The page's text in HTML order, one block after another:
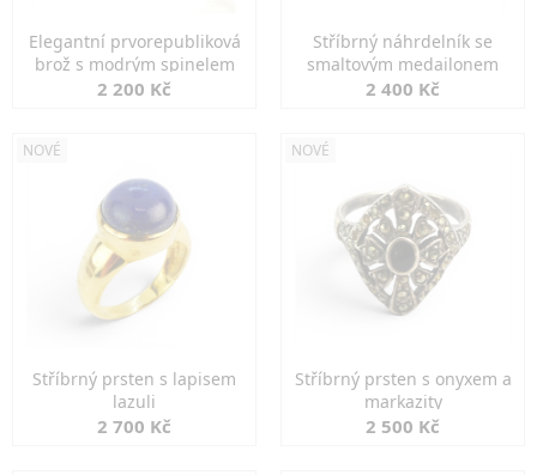
Elegantní prvorepubliková
brož s modrým spinelem
2 200 Kč
Stříbrný náhrdelník se
smaltovým medailonem
2 400 Kč
NOVÉ
Stříbrný prsten s lapisem
lazuli
2 700 Kč
NOVÉ
Stříbrný prsten s onyxem a
markazity
2 500 Kč